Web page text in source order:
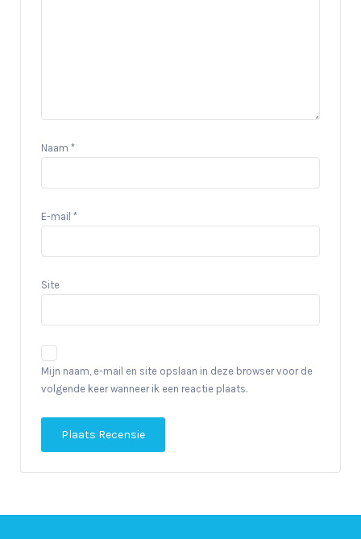
Naam *
E-mail *
Site
Mijn naam, e-mail en site opslaan in deze browser voor de
volgende keer wanneer ik een reactie plaats.